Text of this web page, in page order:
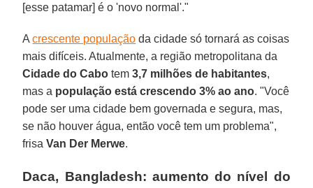
[esse patamar] é o 'novo normal'."
Acrescente população da cidade só tornará as coisas
mais difíceis. Atualmente, a região metropolitana da
Cidade do Cabo tem3,7 milhões de habitantes,
mas a população está crescendo 3% ao ano. "Você
pode ser uma cidade bem governada e segura, mas,
se não houver água, então você tem um problema",
frisa Van Der Merwe.
Daca, Bangladesh: aumento do nível do